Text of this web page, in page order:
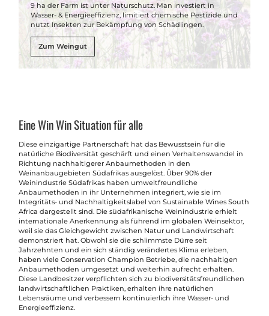
9 ha der Farm ist unter Naturschutz. Man investiert in
Wasser- & Energieeffizienz, limitiert chemische Pestizide und
nutzt Insekten zur Bekämpfung von Schädlingen.
Zum Weingut
Eine Win Win Situation für alle
Diese einzigartige Partnerschaft hat das Bewusstsein für die
natürliche Biodiversität geschärft und einen Verhaltenswandel in
Richtung nachhaltigerer Anbaumethoden in den
Weinanbaugebieten Südafrikas ausgelöst. Über 90% der
Weinindustrie Südafrikas haben umweltfreundliche
Anbaumethoden in ihr Unternehmen integriert, wie sie im
Integritäts- und Nachhaltigkeitslabel von Sustainable Wines South
Africa dargestellt sind. Die südafrikanische Weinindustrie erhielt
internationale Anerkennung als führend im globalen Weinsektor,
weil sie das Gleichgewicht zwischen Natur und Landwirtschaft
demonstriert hat. Obwohl sie die schlimmste Dürre seit
Jahrzehnten und ein sich ständig verändertes Klima erleben,
haben viele Conservation Champion Betriebe, die nachhaltigen
Anbaumethoden umgesetzt und weiterhin aufrecht erhalten.
Diese Landbesitzer verpflichten sich zu biodiversitätsfreundlichen
landwirtschaftlichen Praktiken, erhalten ihre natürlichen
Lebensräume und verbessern kontinuierlich ihre Wasser- und
Energieeffizienz.